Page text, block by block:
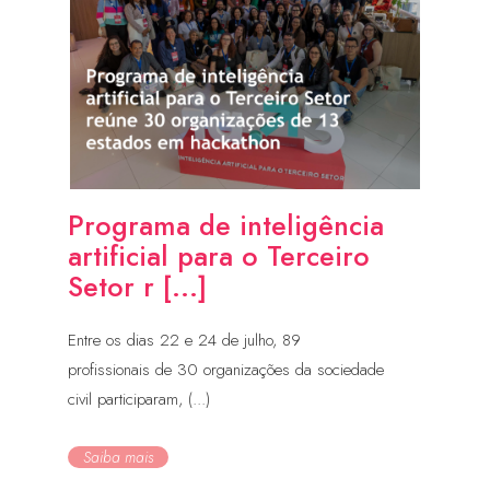
Programa de inteligência
artificial para o Terceiro
Setor r [...]
Entre os dias 22 e 24 de julho, 89
profissionais de 30 organizações da sociedade
civil participaram, (...)
Saiba mais